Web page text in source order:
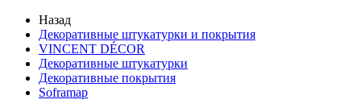
Назад
Декоративные штукатурки и покрытия
VINCENT DÉCOR
Декоративные штукатурки
Декоративные покрытия
Soframap